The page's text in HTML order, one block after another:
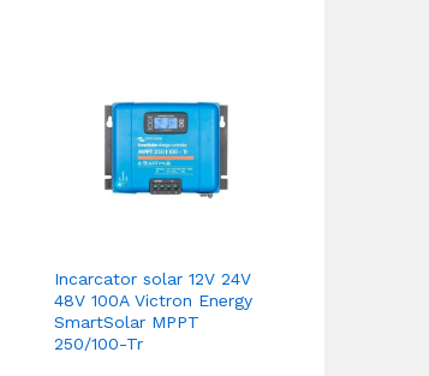
Incarcator solar 12V 24V
48V 100A Victron Energy
SmartSolar MPPT
250/100-Tr